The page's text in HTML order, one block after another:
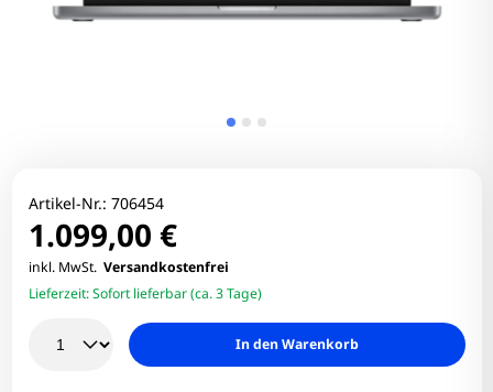
Artikel-Nr.: 706454
1.099,00 €
inkl. MwSt. Versandkostenfrei
Lieferzeit:Sofort lieferbar (ca. 3 Tage)
In den Warenkorb